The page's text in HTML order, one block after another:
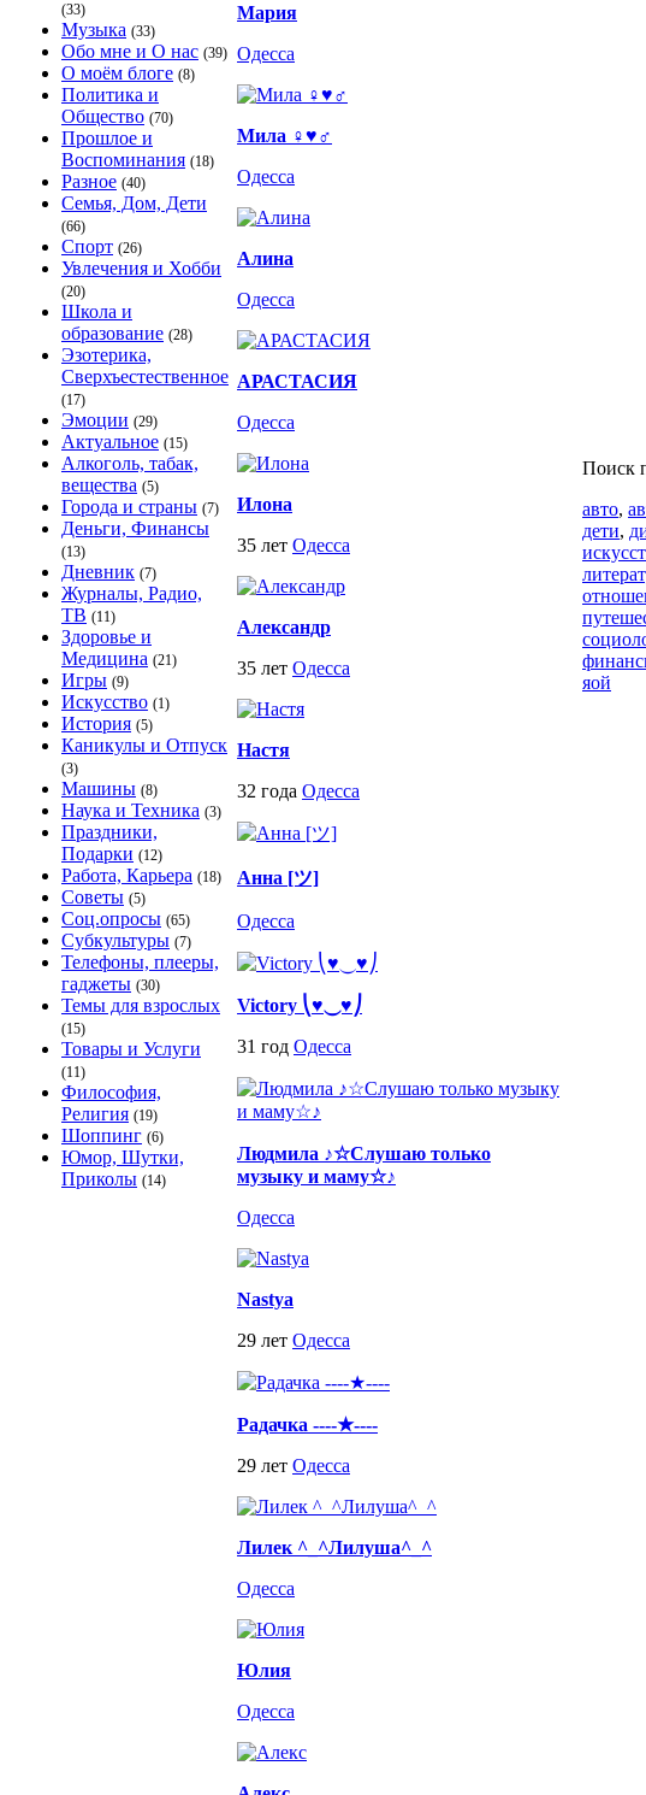
(33)
Музыка (33)
Обо мне и О нас (39)
О моём блоге (8)
Политика и
Общество (70)
Прошлое и
Воспоминания (18)
Разное (40)
Семья, Дом, Дети
(66)
Спорт (26)
Увлечения и Хобби
(20)
Школа и
образование (28)
Эзотерика,
Сверхъестественное
(17)
Эмоции (29)
Актуальное (15)
Алкоголь, табак,
вещества (5)
Города и страны (7)
Деньги, Финансы
(13)
Дневник (7)
Журналы, Радио,
ТВ (11)
Здоровье и
Медицина (21)
Игры (9)
Искусство (1)
История (5)
Каникулы и Отпуск
(3)
Машины (8)
Наука и Техника (3)
Праздники,
Подарки (12)
Работа, Карьера (18)
Советы (5)
Соц.опросы (65)
Субкультуры (7)
Телефоны, плееры,
гаджеты (30)
Темы для взрослых
(15)
Товары и Услуги
(11)
Философия,
Религия (19)
Шоппинг (6)
Юмор, Шутки,
Приколы (14)
Мария
Одесса
Мила ♀♥♂
Одесса
Алина
Одесса
АРАСТАСИЯ
Одесса
Илона
35 лет Одесса
Александр
35 лет Одесса
Настя
32 года Одесса
Анна [ツ]
Одесса
Victory ⎝♥⏝♥⎠
31 год Одесса
Людмила ♪☆Слушаю только
музыку и маму☆♪
Одесса
Nastya
29 лет Одесса
Радачка ----★----
29 лет Одесса
Лилек ^_^Лилуша^_^
Одесса
Юлия
Одесса
Поиск
авто,
дети,
яой